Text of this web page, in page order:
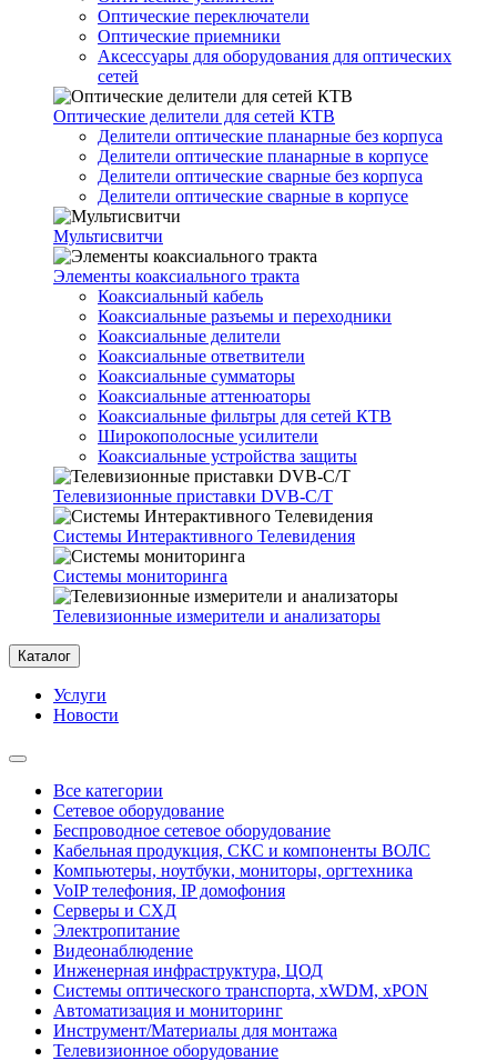
Оптические переключатели
Оптические приемники
Аксессуары для оборудования для оптических
сетей
Оптические делители для сетей КТВ
Делители оптические планарные без корпуса
Делители оптические планарные в корпусе
Делители оптические сварные без корпуса
Делители оптические сварные в корпусе
Мультисвитчи
Элементы коаксиального тракта
Коаксиальный кабель
Коаксиальные разъемы и переходники
Коаксиальные делители
Коаксиальные ответвители
Коаксиальные сумматоры
Коаксиальные аттенюаторы
Коаксиальные фильтры для сетей КТВ
Широкополосные усилители
Коаксиальные устройства защиты
Телевизионные приставки DVB-C/T
Системы Интерактивного Телевидения
Системы мониторинга
Телевизионные измерители и анализаторы
Каталог
Услуги
Новости
Все категории
Сетевое оборудование
Беспроводное сетевое оборудование
Кабельная продукция, СКС и компоненты ВОЛС
Компьютеры, ноутбуки, мониторы, оргтехника
VoIP телефония, IP домофония
Серверы и СХД
Электропитание
Видеонаблюдение
Инженерная инфраструктура, ЦОД
Системы оптического транспорта, xWDM, xPON
Автоматизация и мониторинг
Инструмент/Материалы для монтажа
Телевизионное оборудование